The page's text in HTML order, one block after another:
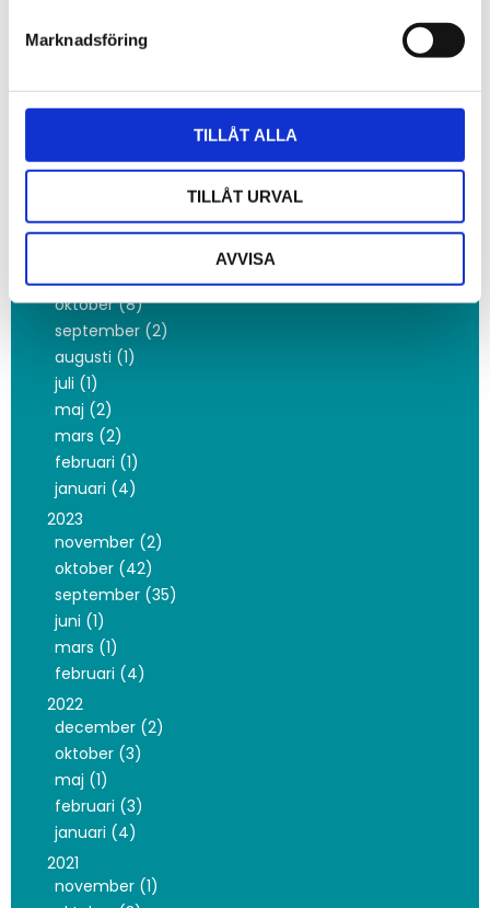
Marknadsföring
TILLÅT ALLA
TILLÅT URVAL
AVVISA
oktober (10)
juni (5)
februari (9)
2024
november (20)
oktober (8)
september (2)
augusti (1)
juli (1)
maj (2)
mars (2)
februari (1)
januari (4)
2023
november (2)
oktober (42)
september (35)
juni (1)
mars (1)
februari (4)
2022
december (2)
oktober (3)
maj (1)
februari (3)
januari (4)
2021
november (1)